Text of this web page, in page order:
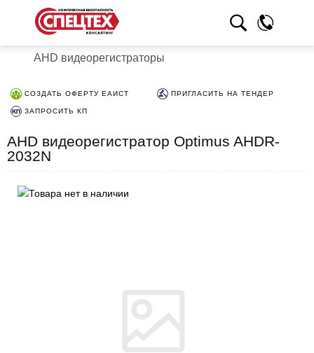
AHD видеорегистраторы
СОЗДАТЬ ОФЕРТУ ЕАИСТ ПРИГЛАСИТЬ НА ТЕНДЕР
ЗАПРОСИТЬ КП
AHD видеорегистратор Optimus AHDR-
2032N